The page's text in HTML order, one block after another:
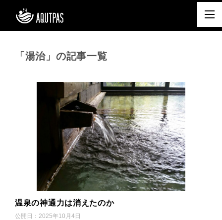
「湯治」の記事一覧
温泉の神通力は消えたのか
公開日： 2025年10月4日